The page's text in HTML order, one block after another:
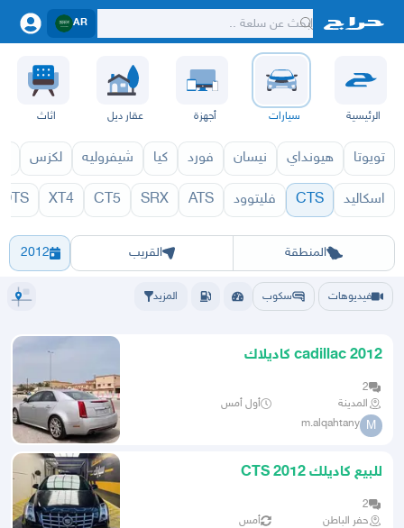
AR
الرئيسية سيارات أجهزة عقار ديل اثاث
تويوتا هيونداي نيسان فورد كيا شيفروليه لكزس
اسكاليد CTS فليتوود ATS
SRX
CT5
XT4
DTS
المنطقة
الرياض الشرقيهجده الطايف حائلأبها عسيرالباحة
القريب 2012
CTS 1970
فيديوهات سكوب المزيد
cadillac 2012 كاديلاك
2
المدينة
أول أمس
M
m.alqahtany
للبيع كاديلك CTS 2012
2
حفر الباطن
أمس